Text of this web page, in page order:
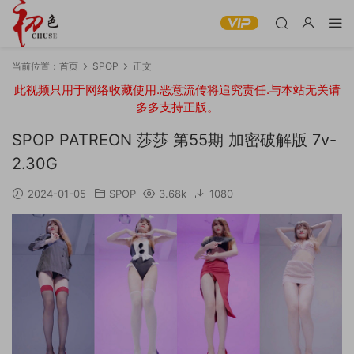
当前位置： 首页 SPOP 正文
此视频只用于网络收藏使用.恶意流传将追究责任.与本站无关请
多多支持正版。
SPOP PATREON 莎莎 第55期 加密破解版 7v-
2.30G
2024-01-05 SPOP 3.68k 1080